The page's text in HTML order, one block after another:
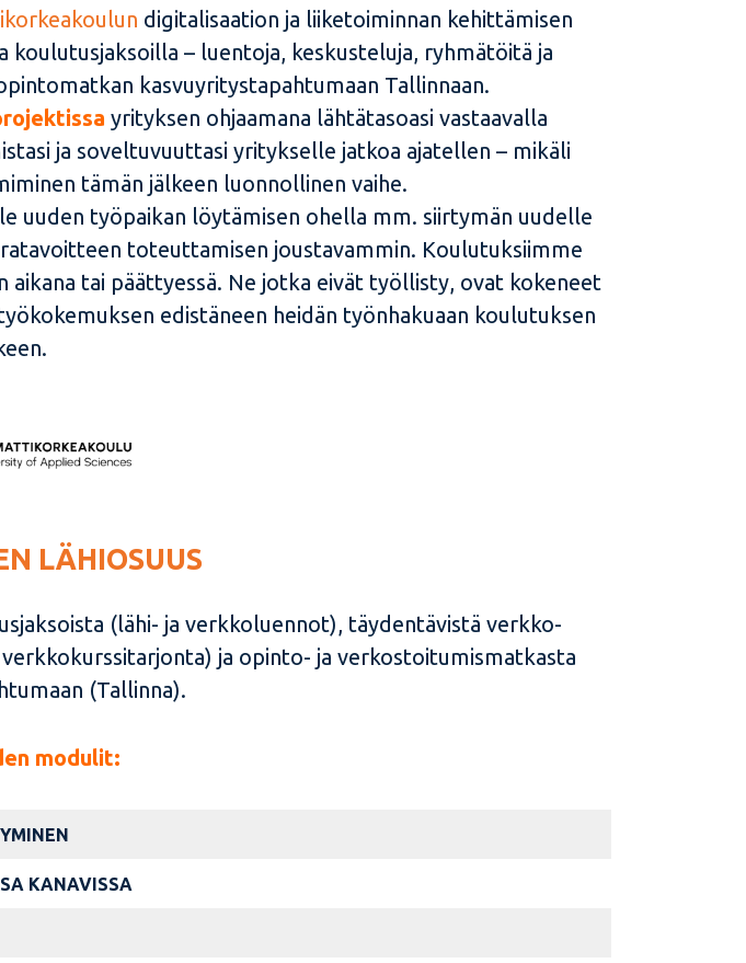
digitalisaation ja liiketoiminnan kehittämisen
– luentoja, keskusteluja, ryhmätöitä ja
kasvuyritystapahtumaan Tallinnaan.
yrityksen ohjaamana lähtätasoasi vastaavalla
ja soveltuvuuttasi yritykselle jatkoa ajatellen – mikäli
tämän jälkeen luonnollinen vaihe.
uuden työpaikan löytämisen ohella mm. siirtymän uudelle
toteuttamisen joustavammin. Koulutuksiimme
tai päättyessä. Ne jotka eivät työllisty, ovat kokeneet
edistäneen heidän työnhakuaan koulutuksen
LÄHIOSUUS
(lähi- ja verkkoluennot), täydentävistä verkko-
ja opinto- ja verkostoitumismatkasta
(Tallinna).
modulit:
KANAVISSA